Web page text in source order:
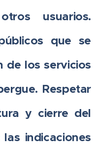
usuarios.
que se
de los servicios
Respetar
y cierre del
indicaciones